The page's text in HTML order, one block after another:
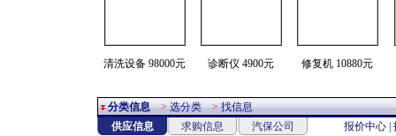
清洗设备 98000元 诊断仪 4900元 修复机 10880元
分类信息>选分类>找信息
供应信息
求购信息 汽保公司 报价中心